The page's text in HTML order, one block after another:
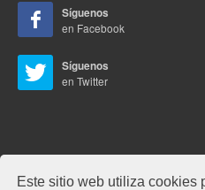
Este sitio web utiliza cookies
Síguenos
en Facebook
Síguenos
en Twitter